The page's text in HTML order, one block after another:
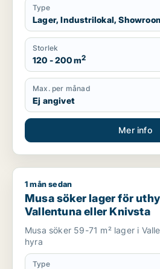
Type
Lager, Industrilokal,
Storlek
120 - 200 m2
Max. per månad
Ej angivet
Mer info
Musa söker lager för uthyrning i
1 mån sedan
Musa söker lager för
Vallentuna eller Knivsta
Musa söker 59-71 m² lager i
hyra
Type